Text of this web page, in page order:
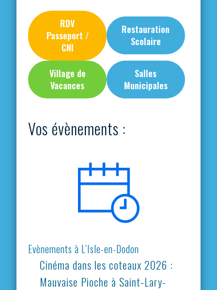
RDV
Passeport /
CNI
Restauration
Scolaire
Village de
Vacances
Salles
Municipales
Vos évènements :
Evènements à L’Isle-en-Dodon
Cinéma dans les coteaux 2026 :
Mauvaise Pioche à Saint-Lary-